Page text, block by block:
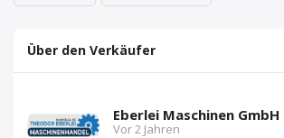
Über den Verkäufer
Eberlei Maschinen GmbH
Vor 2 Jahren